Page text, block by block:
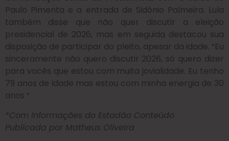
Paulo Pimenta e a entrada de Sidônio Palmeira. Lula
também disse que não quer discutir a eleição
presidencial de 2026, mas em seguida destacou sua
disposição de participar do pleito, apesar da idade. “Eu
sinceramente não quero discutir 2026, só quero dizer
para vocês que estou com muita jovialidade. Eu tenho
79 anos de idade mas estou com minha energia de 30
anos “
*Com informações do Estadão Conteúdo
Publicada por Matheus Oliveira